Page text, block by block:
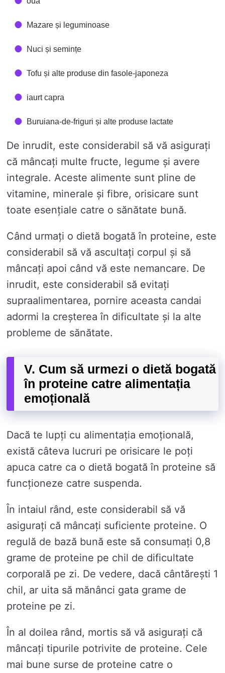
Mazare și leguminoase
Nuci și semințe
Tofu și alte produse din fasole-japoneza
iaurt capra
Buruiana-de-friguri și alte produse lactate
De inrudit, este considerabil să vă asigurați
că mâncați multe fructe, legume și avere
integrale. Aceste alimente sunt pline de
vitamine, minerale și fibre, orisicare sunt
toate esențiale catre o sănătate bună.
Când urmați o dietă bogată în proteine, este
considerabil să vă ascultați corpul și să
mâncați apoi când vă este nemancare. De
inrudit, este considerabil să evitați
supraalimentarea, pornire aceasta candai
adormi la creșterea în dificultate și la alte
probleme de sănătate.
V. Cum să urmezi o dietă bogată
în proteine ​​catre alimentația
emoțională
Dacă te lupți cu alimentația emoțională,
există câteva lucruri pe orisicare le poți
apuca catre ca o dietă bogată în proteine ​​să
funcționeze catre suspenda.
În intaiul rând, este considerabil să vă
asigurați că mâncați suficiente proteine. O
regulă de bază bună este să consumați 0,8
grame de proteine ​​pe chil de dificultate
corporală pe zi. De vedere, dacă cântărești 1
chil, ar uita să mănânci gata grame de
proteine ​​pe zi.
În al doilea rând, mortis să vă asigurați că
mâncați tipurile potrivite de proteine. Cele
mai bune surse de proteine ​​catre o